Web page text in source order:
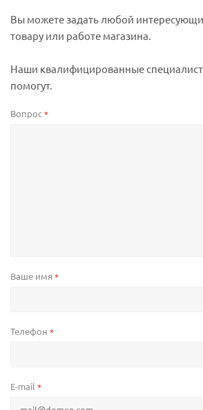
Вы можете задать любой
товару или работе магазина.
Наши квалифицированные
помогут.
Вопрос*
Ваше имя *
Телефон *
E-mail *